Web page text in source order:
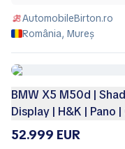
AutomobileBirton.ro
România, Mureș
BMW X5 M50d |
Display | H&K | Pano
52.999 EUR